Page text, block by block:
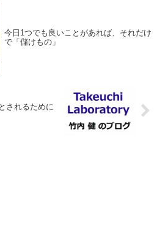
今日1つでも良いことがあれば、それだけ
で「儲けもの」
されるために